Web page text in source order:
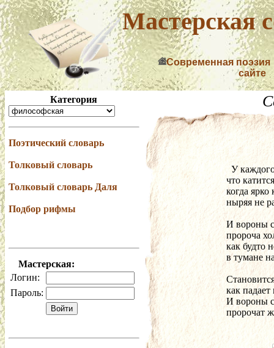
Мастерская
Современная поэзия
сайте
Категория
Поэтический словарь
Толковый словарь
Толковый словарь Даля
Подбор рифмы
Мастерская:
Логин:
Пароль:
У
что
когда ярко
ныряя не
И вороны
пророча
как будто
в тумане
как
И вороны с
пророчат